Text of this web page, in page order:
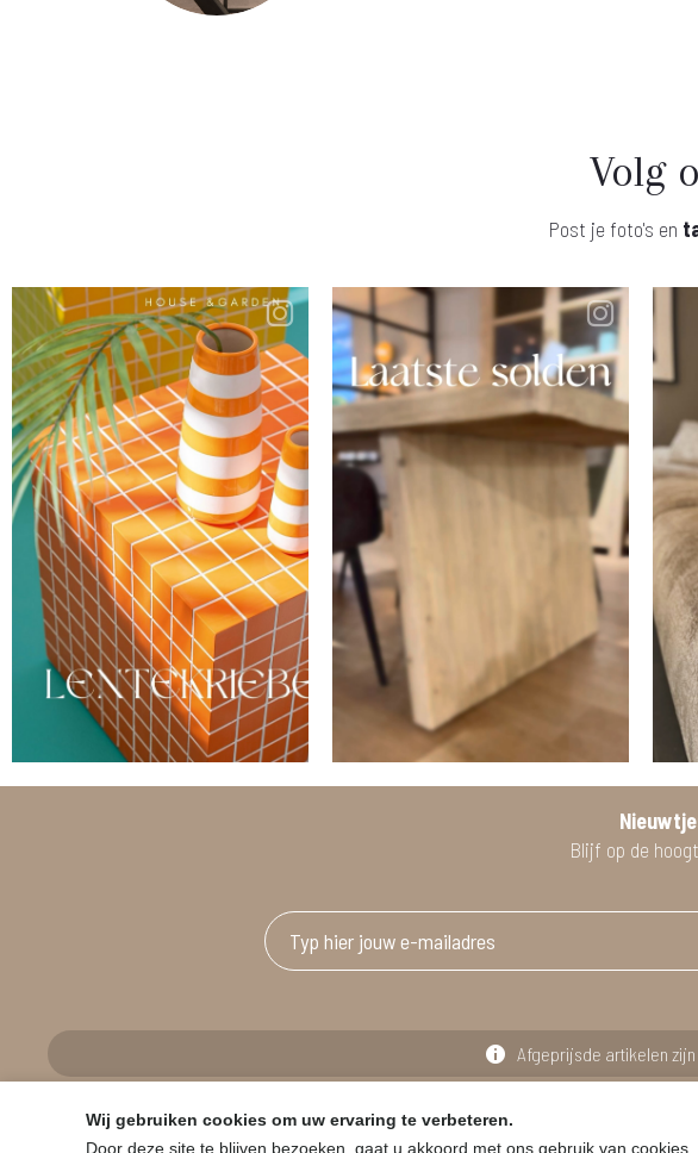
Volg
Post je foto's en
Blijf op de
Afgeprijsde artikelen
© HOUSE & GARDEN - Zuiderdijk 25, 9230 Wetteren
Wij gebruiken cookies om uw ervaring te verbeteren.
Door deze site te blijven bezoeken, gaat u akkoord met ons gebruik van cookies.